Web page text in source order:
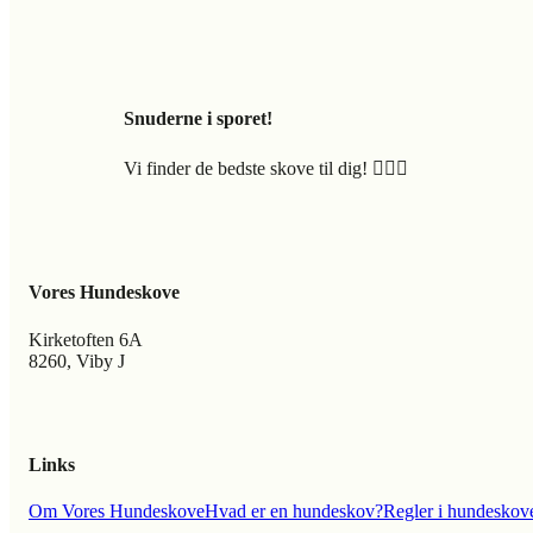
Snuderne i sporet!
Vi finder de bedste skove til dig! 🐕‍🦺🍃
Vores Hundeskove
Kirketoften 6A
8260, Viby J
Links
Om Vores HundeskoveHvad er en hundeskov?Regler i